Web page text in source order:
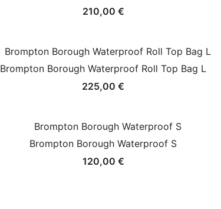
210,00 €
Brompton Borough Waterproof Roll Top Bag L
225,00 €
Brompton Borough Waterproof S
120,00 €